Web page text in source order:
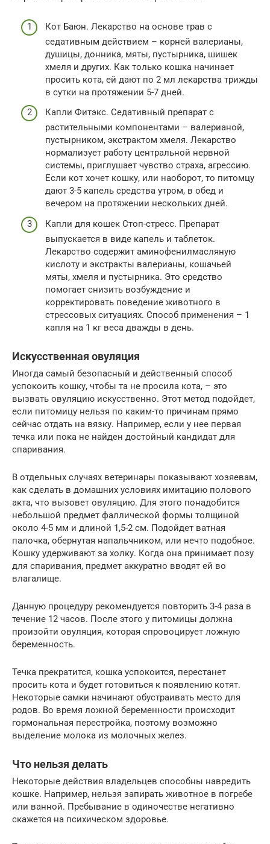
Кот Баюн. Лекарство на основе трав с
седативным действием – корней валерианы,
душицы, донника, мяты, пустырника, шишек
хмеля и других. Как только кошка начинает
просить кота, ей дают по 2 мл лекарства трижды
в сутки на протяжении 5-7 дней.
Капли Фитэкс. Седативный препарат с
растительными компонентами – валерианой,
пустырником, экстрактом хмеля. Лекарство
нормализует работу центральной нервной
системы, приглушает чувство страха, агрессию.
Если кот хочет кошку, или наоборот, то питомцу
дают 3-5 капель средства утром, в обед и
вечером на протяжении нескольких дней.
Капли для кошек Стоп-стресс. Препарат
выпускается в виде капель и таблеток.
Лекарство содержит аминофенилмасляную
кислоту и экстракты валерианы, кошачьей
мяты, хмеля и пустырника. Это средство
помогает снизить возбуждение и
корректировать поведение животного в
стрессовых ситуациях. Способ применения – 1
капля на 1 кг веса дважды в день.
Искусственная овуляция
Иногда самый безопасный и действенный способ
успокоить кошку, чтобы та не просила кота, – это
вызвать овуляцию искусственно. Этот метод подойдет,
если питомицу нельзя по каким-то причинам прямо
сейчас отдать на вязку. Например, если у нее первая
течка или пока не найден достойный кандидат для
спаривания.
В отдельных случаях ветеринары показывают хозяевам,
как сделать в домашних условиях имитацию полового
акта, что вызовет овуляцию. Для этого понадобится
небольшой предмет фаллической формы толщиной
около 4-5 мм и длиной 1,5-2 см. Подойдет ватная
палочка, обернутая напальчником, или нечто подобное.
Кошку удерживают за холку. Когда она принимает позу
для спаривания, предмет аккуратно вводят ей во
влагалище.
Данную процедуру рекомендуется повторить 3-4 раза в
течение 12 часов. После этого у питомицы должна
произойти овуляция, которая спровоцирует ложную
беременность.
Течка прекратится, кошка успокоится, перестанет
просить кота и будет готовиться к появлению котят.
Некоторые самки начинают обустраивать место для
родов. Во время ложной беременности происходит
гормональная перестройка, поэтому возможно
выделение молока из молочных желез.
Что нельзя делать
Некоторые действия владельцев способны навредить
кошке. Например, нельзя запирать животное в погребе
или ванной. Пребывание в одиночестве негативно
скажется на психическом здоровье.